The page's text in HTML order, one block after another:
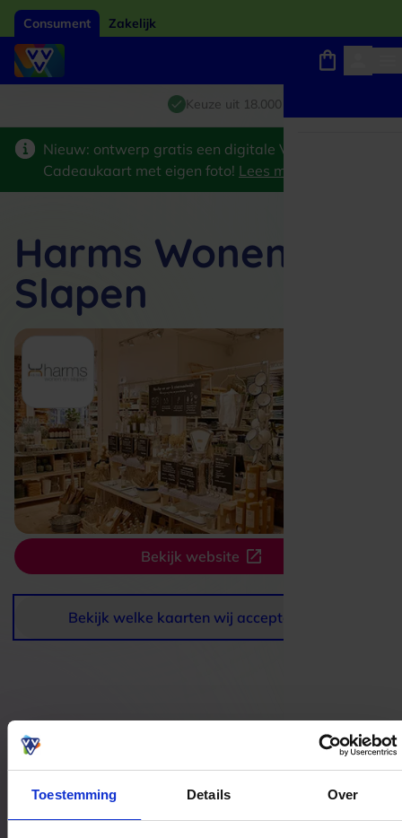
Toestemming Details Over
Consument Zakelijk
Giftcard van het jaar 2026
Keuze uit 18.000 locaties
Winkels, webshops en uitjes
Nieuw: ontwerp gratis een digitale VVV
Cadeaukaart met eigen foto! Lees meer
Bekijk website
Harms Wonen &
Slapen
Bekijk welke kaarten wij accepteren
Bestedingslocaties